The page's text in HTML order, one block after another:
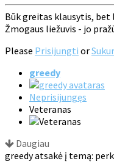
Būk greitas klausytis, bet
Žmogaus liežuvis - jo
Please Prisijungti or
greedy
Neprisijungęs
Veteranas
Daugiau
greedy atsakė į temą: